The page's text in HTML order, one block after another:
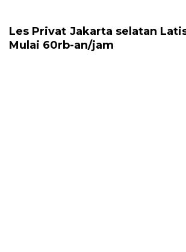
Les Privat Jakarta selatan
Mulai 60rb-an/jam